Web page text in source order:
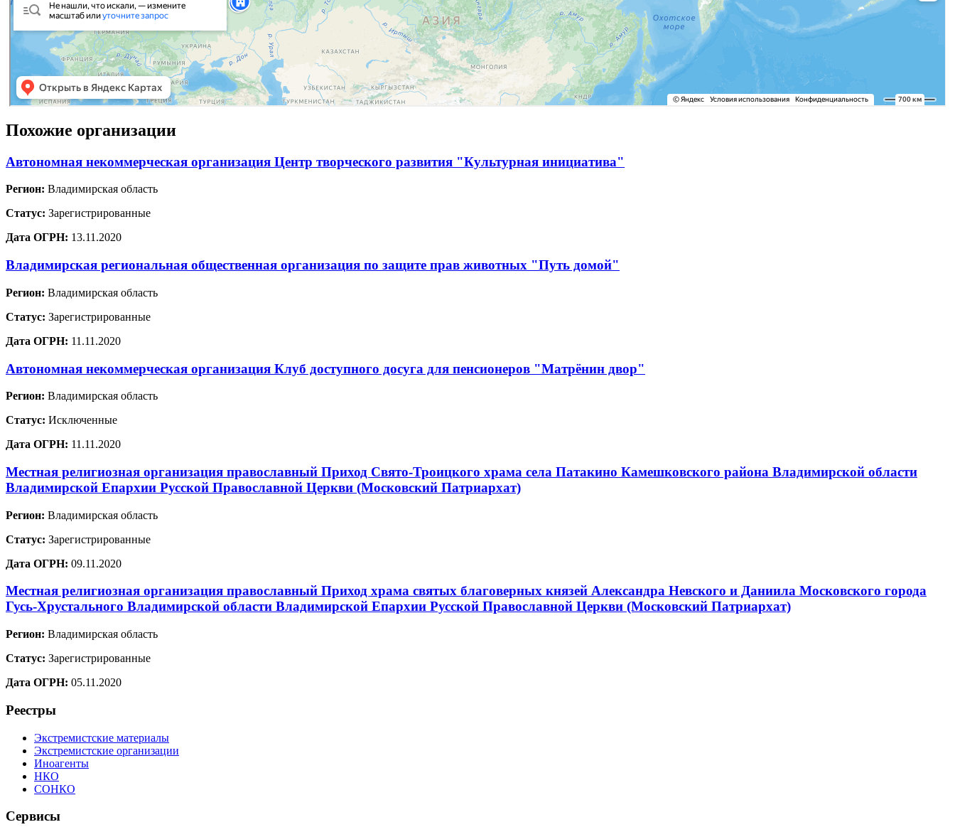
Похожие организации
Автономная некоммерческая организация Центр творческого развития "Культурная инициатива"
Регион: Владимирская область
Статус: Зарегистрированные
Дата ОГРН: 13.11.2020
Владимирская региональная общественная организация по защите прав животных "Путь домой"
Регион: Владимирская область
Статус: Зарегистрированные
Дата ОГРН: 11.11.2020
Автономная некоммерческая организация Клуб доступного досуга для пенсионеров "Матрёнин двор"
Регион: Владимирская область
Статус: Исключенные
Дата ОГРН: 11.11.2020
Местная религиозная организация православный Приход Свято-Троицкого храма села Патакино Камешковского района Владимирской области
Владимирской Епархии Русской Православной Церкви (Московский Патриархат)
Регион: Владимирская область
Статус: Зарегистрированные
Дата ОГРН: 09.11.2020
Местная религиозная организация православный Приход храма святых благоверных князей Александра Невского и Даниила Московского города
Гусь-Хрустального Владимирской области Владимирской Епархии Русской Православной Церкви (Московский Патриархат)
Регион: Владимирская область
Статус: Зарегистрированные
Дата ОГРН: 05.11.2020
Реестры
Экстремистские материалы
Экстремистские организации
Иноагенты
НКО
СОНКО
Сервисы